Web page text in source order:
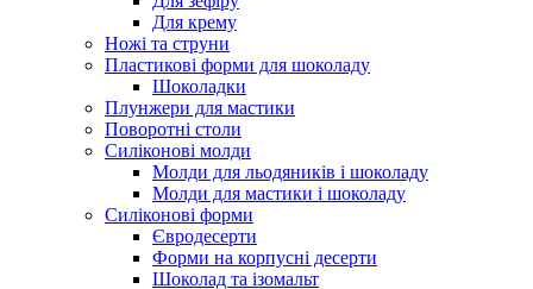
Для крему
Ножі та струни
Пластикові форми для шоколаду
Шоколадки
Плунжери для мастики
Поворотні столи
Силіконові молди
Молди для льодяників і шоколаду
Молди для мастики і шоколаду
Силіконові форми
Євродесерти
Форми на корпусні десерти
Шоколад та ізомальт